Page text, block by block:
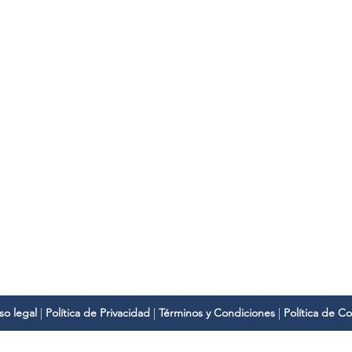
legal | Política de Privacidad | Términos y Condiciones | Política de